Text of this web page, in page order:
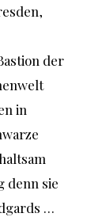
der
in
denn sie
…